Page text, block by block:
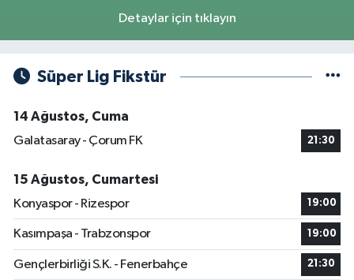
Detaylar için tıklayın
Süper Lig Fikstür
14 Ağustos, Cuma
Galatasaray - Çorum FK
21:30
15 Ağustos, Cumartesi
Konyaspor - Rizespor
19:00
Kasımpaşa - Trabzonspor 19:00
Gençlerbirliği S.K. - Fenerbahçe 21:30